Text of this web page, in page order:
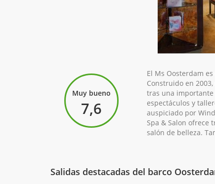
Muy bueno
7,6
El Ms Oosterdam
Construido en
tras una importante
espectáculos y
auspiciado por
Spa & Salon ofrece
salón de belleza.
Salidas destacadas del barco